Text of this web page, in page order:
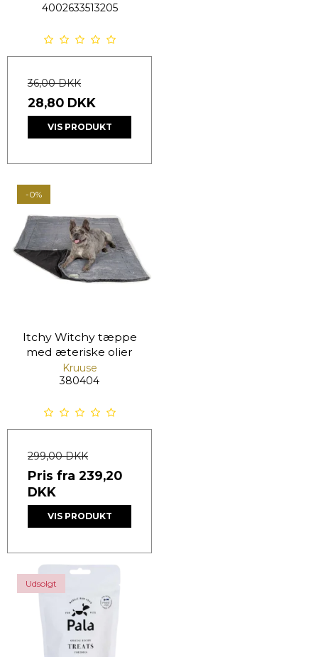
4002633513205
36,00 DKK
28,80 DKK
VIS PRODUKT
-0%
Itchy Witchy tæppe
med æteriske olier
Kruuse
380404
299,00 DKK
Pris fra 239,20
DKK
VIS PRODUKT
Udsolgt